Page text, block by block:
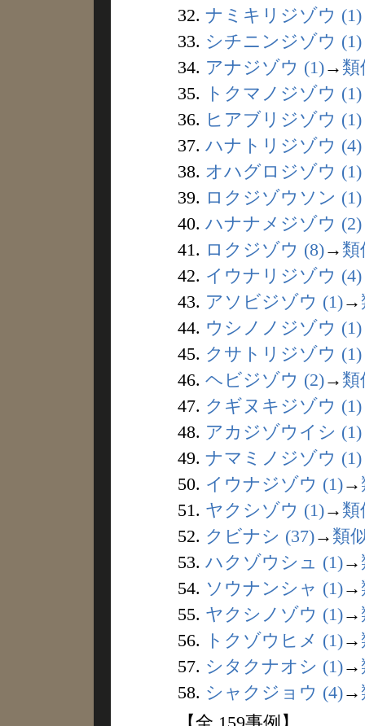
32. ナミキリジゾウ (1)
33. シチニンジゾウ (1)
34. アナジゾウ (1)→ 類
35.
トクマノジゾウ (1)
36. ヒアブリジゾウ (1)
37. ハナトリジゾウ (4)
38. オハグロジゾウ (1)
39. ロクジゾウソン (1)
40. ハナナメジゾウ (2)
41. ロクジゾウ (8)→ 類
42. イウナリジゾウ (4)
43. アソビジゾウ (1)→
44. ウシノノジゾウ (1)
45. クサトリジゾウ (1)
46. ヘビジゾウ (2)→ 類
47. クギヌキジゾウ (1)
48. アカジゾウイシ (1)
49. ナマミノジゾウ (1)
50. イウナジゾウ (1)→
51. ヤクシゾウ (1)→ 類
52. クビナシ (37)→ 類
53. ハクゾウシュ (1)→
54. ソウナンシャ (1)→
55. ヤクシノゾウ (1)→
56.
トクゾウヒメ (1)→
57. シタクナオシ (1)→
58. シャクジョウ (4)→